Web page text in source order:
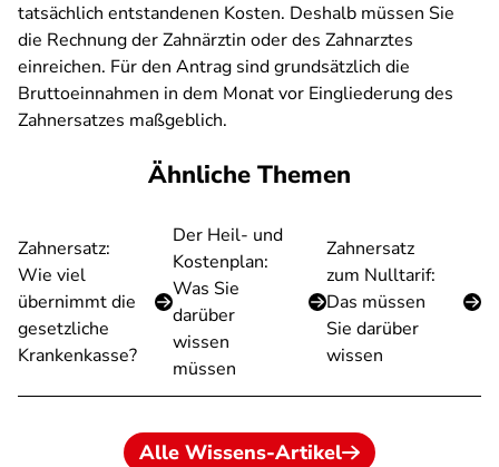
tatsächlich entstandenen Kosten. Deshalb müssen Sie
die Rechnung der Zahnärztin oder des Zahnarztes
einreichen. Für den Antrag sind grundsätzlich die
Bruttoeinnahmen in dem Monat vor Eingliederung des
Zahnersatzes maßgeblich.
Ähnliche Themen
Zahnersatz:
Wie viel
übernimmt die
gesetzliche
Krankenkasse?
Der Heil- und
Kostenplan:
Was Sie
darüber
wissen
müssen
Zahnersatz
zum Nulltarif:
Das müssen
Sie darüber
wissen
Alle Wissens-Artikel